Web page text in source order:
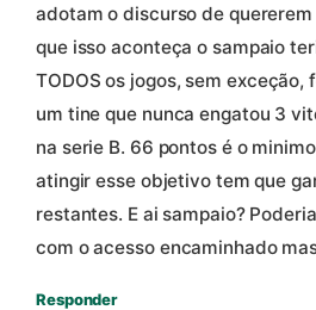
adotam o discurso de
que isso aconteça o sampaio
TODOS os jogos, sem
um tine que nunca engatou 3
na serie B. 66 pontos é o
atingir esse objetivo tem que
restantes. E ai sampaio?
com o acesso encaminhado
Responder